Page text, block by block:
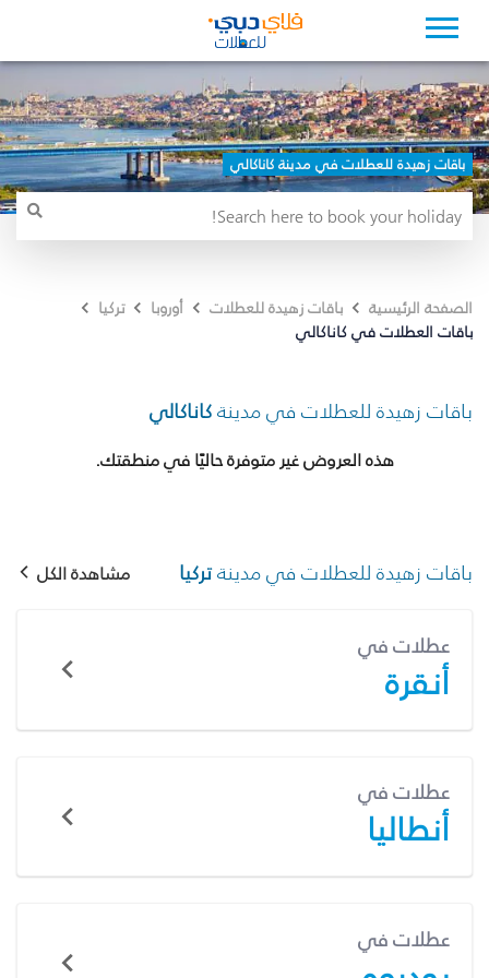
باقات زهيدة للعطلات في مدينة كاناكالي
الصفحة الرئيسية باقات زهيدة للعطلات أوروبا
تركيا
باقات العطلات في كاناكالي
باقات زهيدة للعطلات في مدينةكاناكالي
هذه العروض غير متوفرة حاليًا في منطقتك.
باقات زهيدة للعطلات في مدينةتركيا مشاهدة الكل
عطلات في
أنقرة
عطلات في
أنطاليا
عطلات في